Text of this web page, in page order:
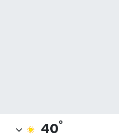
40°